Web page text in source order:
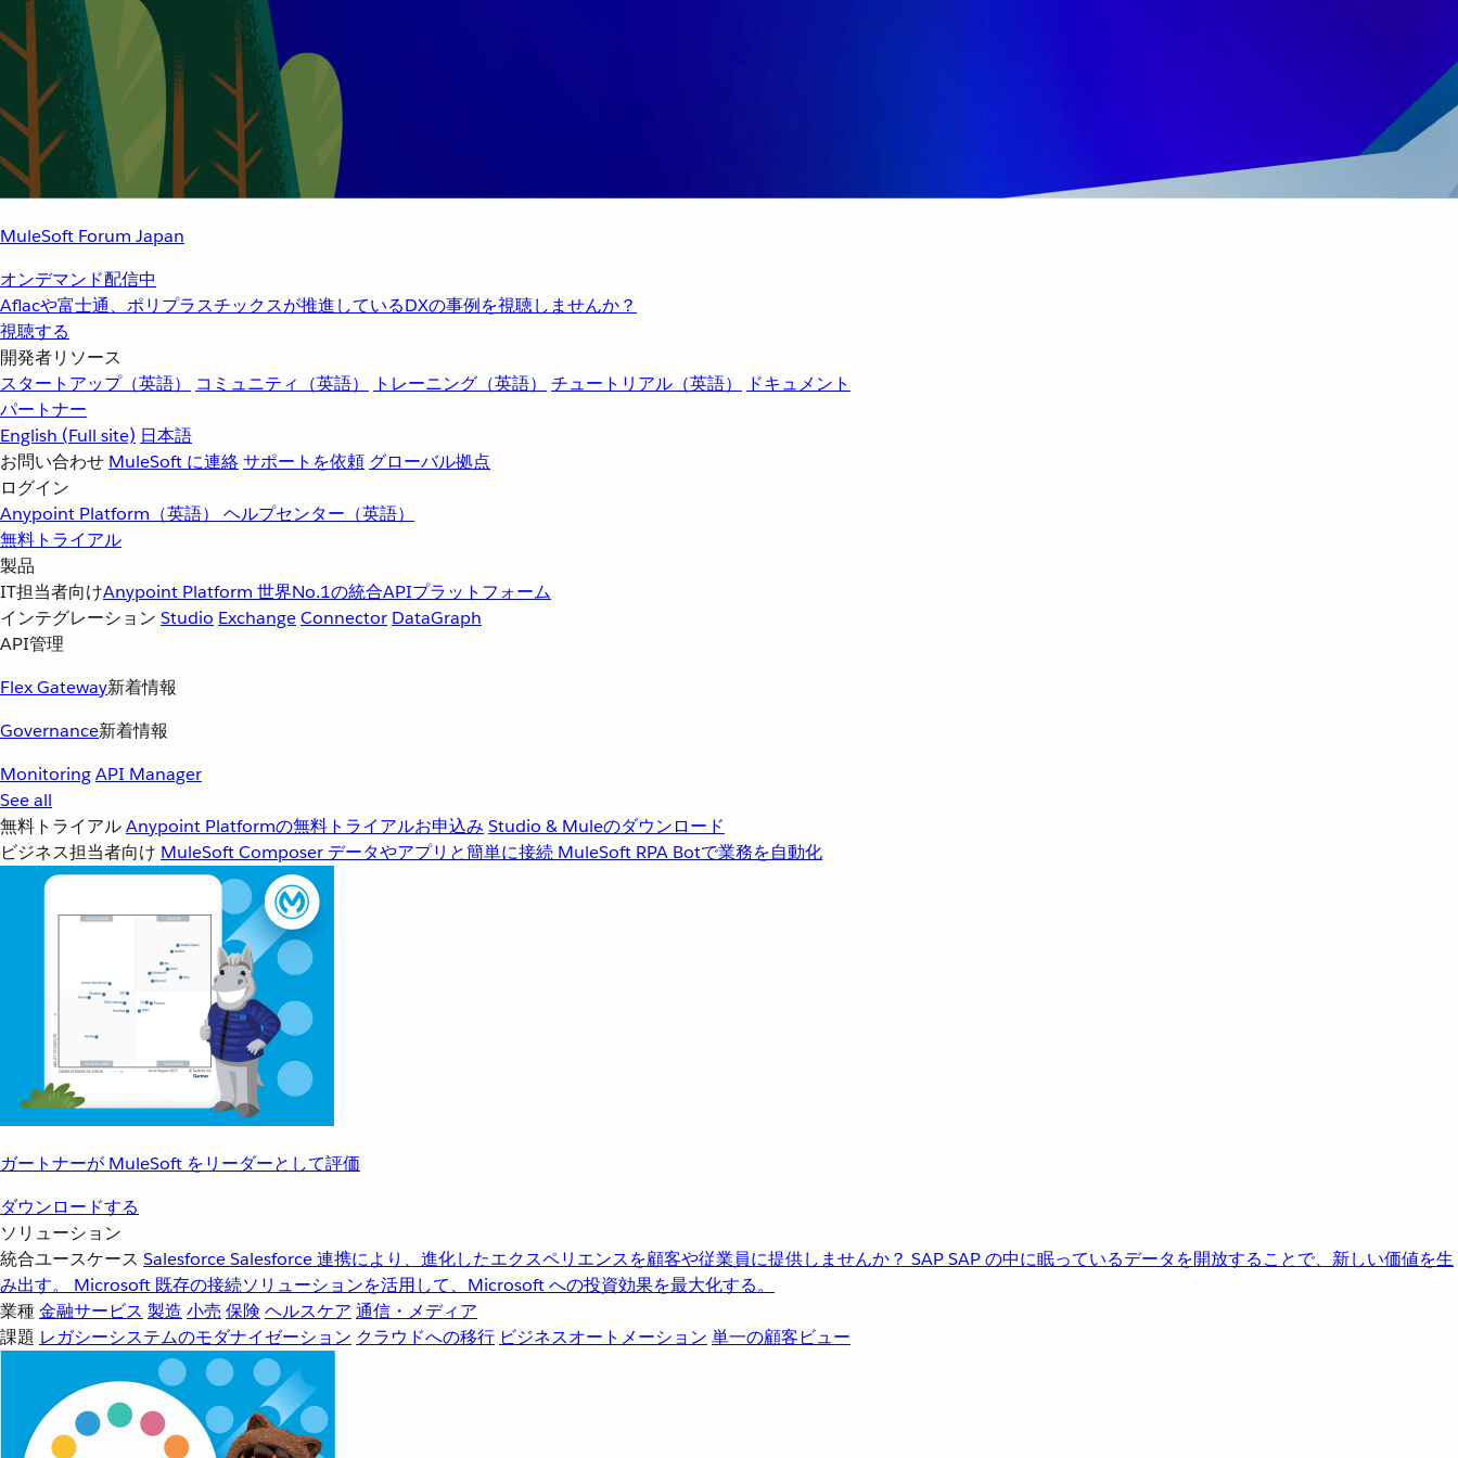
MuleSoft Forum Japan
オンデマンド配信中
Aflacや富士通、ポリプラスチックスが推進しているDXの事例を視聴しませんか？
視聴する
開発者リソース
スタートアップ（英語）
コミュニティ（英語） トレーニング（英語） チュートリアル（英語）
ドキュメント
パートナー
English (Full site) 日本語
お問い合わせ MuleSoft に連絡サポートを依頼 グローバル拠点
ログイン
Anypoint Platform（英語） ヘルプセンター（英語）
無料トライアル
製品
IT担当者向けAnypoint Platform 世界No.1の統合APIプラットフォーム
インテグレーション Studio ExchangeConnector DataGraph
API管理
Flex Gateway新着情報
Governance新着情報
MonitoringAPI Manager
See all
無料トライアルAnypoint Platformの無料トライアルお申込み Studio & Muleのダウンロード
ビジネス担当者向け MuleSoft Composer データやアプリと簡単に接続 MuleSoft RPA Botで業務を自動化
ガートナーが MuleSoft をリーダーとして評価
ダウンロードする
ソリューション
統合ユースケース SalesforceSalesforce 連携により、進化したエクスペリエンスを顧客や従業員に提供しませんか？ SAPSAP の中に眠っているデータを開放することで、新しい価値を生
み出す。
Microsoft 既存の接続ソリューションを活用して、Microsoft への投資効果を最大化する。
業種金融サービス 製造 小売 保険 ヘルスケア 通信・メディア
課題 レガシーシステムのモダナイゼーション クラウドへの移行 ビジネスオートメーション 単一の顧客ビュー